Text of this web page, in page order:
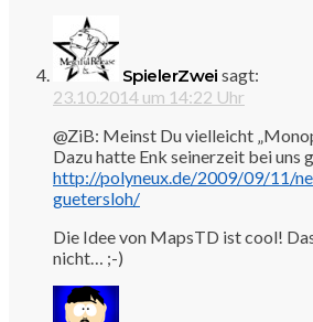
SpielerZwei sagt:
23.10.2014 um 14:22 Uhr
@ZiB: Meinst Du vielleicht
Dazu hatte Enk seinerzeit bei uns
http://polyneux.de/2009/09/11/
guetersloh/
Die Idee von MapsTD ist cool!
nicht… ;-)